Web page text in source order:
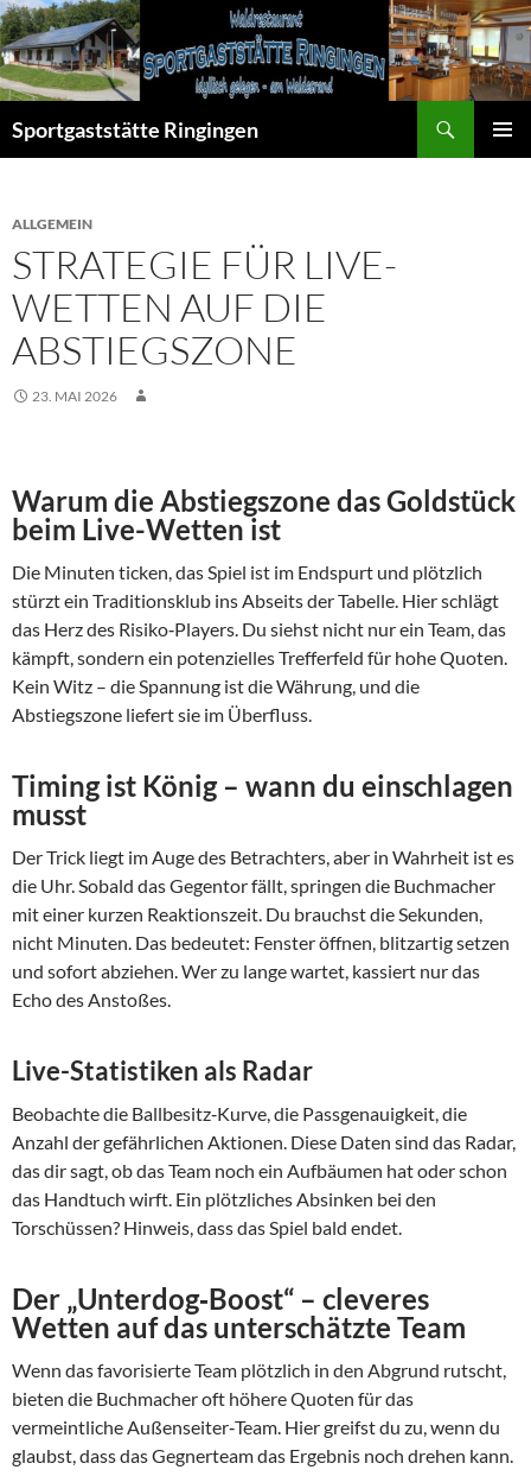
Zum
Inhalt
springen
Sportgaststätte Ringingen
ALLGEMEIN
STRATEGIE FÜR LIVE-
WETTEN AUF DIE
ABSTIEGSZONE
23. MAI 2026
Warum die Abstiegszone das Goldstück
beim Live-Wetten ist
Die Minuten ticken, das Spiel ist im Endspurt und plötzlich
stürzt ein Traditionsklub ins Abseits der Tabelle. Hier schlägt
das Herz des Risiko‑Players. Du siehst nicht nur ein Team, das
kämpft, sondern ein potenzielles Trefferfeld für hohe Quoten.
Kein Witz – die Spannung ist die Währung, und die
Abstiegszone liefert sie im Überfluss.
Timing ist König – wann du einschlagen
musst
Der Trick liegt im Auge des Betrachters, aber in Wahrheit ist es
die Uhr. Sobald das Gegentor fällt, springen die Buchmacher
mit einer kurzen Reaktionszeit. Du brauchst die Sekunden,
nicht Minuten. Das bedeutet: Fenster öffnen, blitzartig setzen
und sofort abziehen. Wer zu lange wartet, kassiert nur das
Echo des Anstoßes.
Live-Statistiken als Radar
Beobachte die Ballbesitz‑Kurve, die Passgenauigkeit, die
Anzahl der gefährlichen Aktionen. Diese Daten sind das Radar,
das dir sagt, ob das Team noch ein Aufbäumen hat oder schon
das Handtuch wirft. Ein plötzliches Absinken bei den
Torschüssen? Hinweis, dass das Spiel bald endet.
Der „Unterdog‑Boost“ – cleveres
Wetten auf das unterschätzte Team
Wenn das favorisierte Team plötzlich in den Abgrund rutscht,
bieten die Buchmacher oft höhere Quoten für das
vermeintliche Außenseiter‑Team. Hier greifst du zu, wenn du
glaubst, dass das Gegnerteam das Ergebnis noch drehen kann.